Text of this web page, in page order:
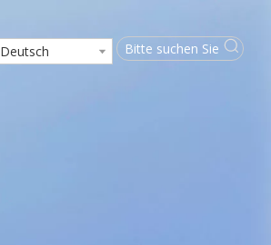
Deutsch